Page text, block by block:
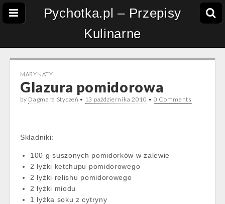
Pychotka.pl – Przepisy
Kulinarne
MARYNATY
Glazura pomidorowa
by Dagmara Styczeń • 13 października 2010 • 0 Comments
Składniki:
100 g suszonych pomidorków w zalewie
2 łyżki ketchupu pomidorowego
2 łyżki relishu pomidorowego
2 łyżki miodu
1 łyżka soku z cytryny